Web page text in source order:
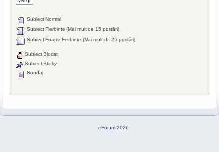
Subiect Normal
Subiect Fierbinte (Mai mult de 15 postări)
Subiect Foarte Fierbinte (Mai mult de 25 postări)
Subiect Blocat
Subiect Sticky
Sondaj
eForum 2026